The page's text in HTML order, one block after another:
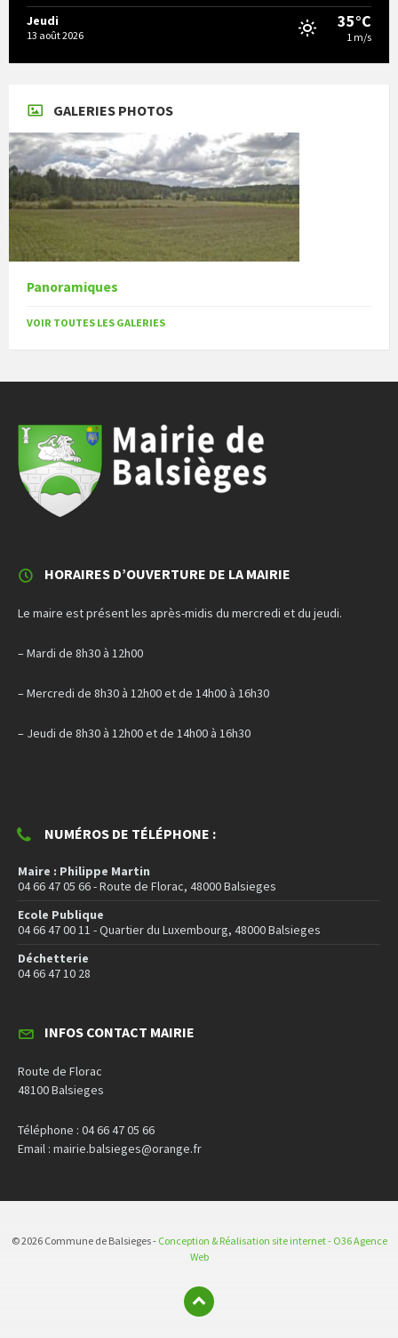
Jeudi
13 août 2026
35°C
1 m/s
GALERIES PHOTOS
Panoramiques
VOIR TOUTES LES GALERIES
HORAIRES D’OUVERTURE DE LA MAIRIE
Le maire est présent les après-midis du mercredi et du jeudi.
– Mardi de 8h30 à 12h00
– Mercredi de 8h30 à 12h00 et de 14h00 à 16h30
– Jeudi de 8h30 à 12h00 et de 14h00 à 16h30
NUMÉROS DE TÉLÉPHONE :
Maire : Philippe Martin
04 66 47 05 66 - Route de Florac, 48000 Balsieges
Ecole Publique
04 66 47 00 11 - Quartier du Luxembourg, 48000 Balsieges
Déchetterie
04 66 47 10 28
INFOS CONTACT MAIRIE
Route de Florac
48100 Balsieges
Téléphone : 04 66 47 05 66
Email : mairie.balsieges@orange.fr
© 2026 Commune de Balsieges - Conception & Réalisation site internet - O36 Agence
Web